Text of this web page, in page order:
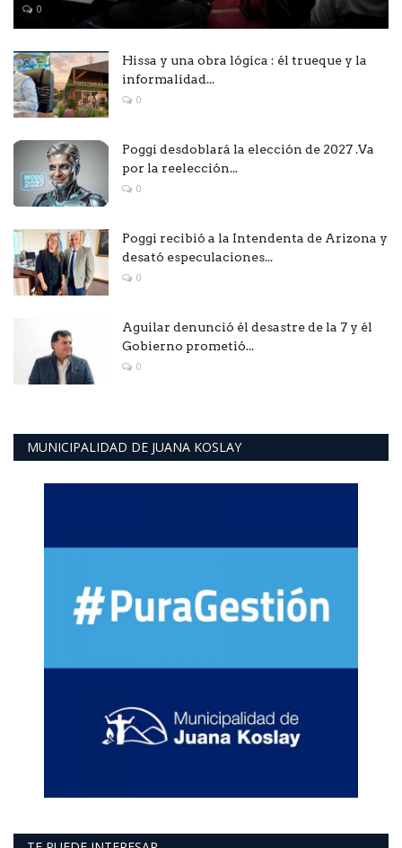
0
Hissa y una obra lógica : él trueque y la
informalidad...
0
Poggi desdoblará la elección de 2027 .Va
por la reelección...
0
Poggi recibió a la Intendenta de Arizona y
desató especulaciones...
0
Aguilar denunció él desastre de la 7 y él
Gobierno prometió...
0
MUNICIPALIDAD DE JUANA KOSLAY